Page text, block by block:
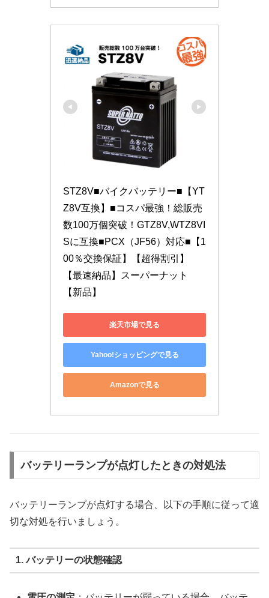
STZ8V■バイクバッテリー■【YT
Z8V互換】■コスパ最強！総販売
数100万個突破！GTZ8V,WTZ8VI
Sに互換■PCX（JF56）対応■【1
00％交換保証】【超得割引】
【最速納品】スーパーナット
【新品】
楽天市場で見る
Yahoo!ショッピングで見る
Amazonで見る
バッテリーランプが点灯したときの対処法
バッテリーランプが点灯する場合、以下の手順に従って適
切な対処を行いましょう。
1. バッテリーの状態確認